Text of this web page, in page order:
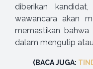
diberikan
wawancara akan
memastikan
dalam mengutip
(BACA JUGA: